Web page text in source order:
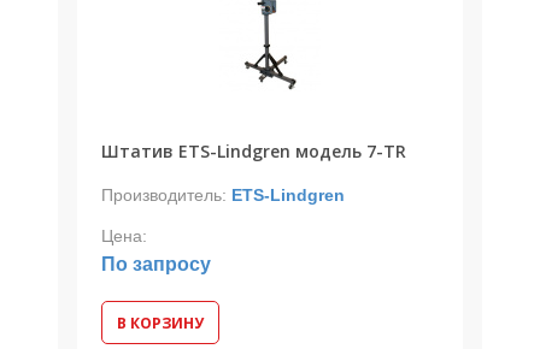
Штатив ETS-Lindgren модель 7-TR
Производитель: ETS-Lindgren
Цена:
По запросу
В КОРЗИНУ